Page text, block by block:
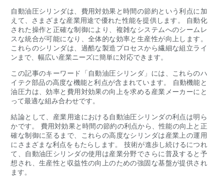
自動油圧シリンダは、費用対効果と時間の節約という利点に加
えて、さまざまな産業用途で優れた性能を提供します。 自動化
された操作と正確な制御により、複雑なシステムへのシームレ
スな統合が可能になり、全体的な効率と生産性が向上します。
これらのシリンダは、過酷な製造プロセスから繊細な組立ライ
ンまで、幅広い産業ニーズに簡単に対応できます。
この記事のキーワード「自動油圧シリンダ」には、これらのハ
イテク部品の高度な機能と利点が含まれています。 自動機能と
油圧力は、効率と費用対効果の向上を求める産業メーカーにと
って最適な組み合わせです。
結論として、産業用途における自動油圧シリンダの利点は明ら
かです。 費用対効果と時間の節約の利点から、性能の向上と正
確な制御に至るまで、これらの高度なシリンダは産業上の運用
にさまざまな利点をもたらします。 技術が進歩し続けるにつれ
て、自動油圧シリンダの使用は産業分野でさらに普及すると予
想され、生産性と収益性の向上のための強固な基盤が提供され
ます。